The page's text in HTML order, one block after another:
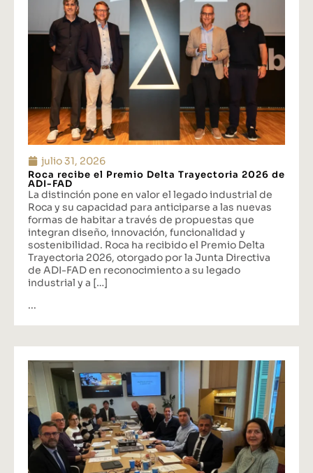
julio 31, 2026
Roca recibe el Premio Delta Trayectoria 2026 de
ADI-FAD
La distinción pone en valor el legado industrial de
Roca y su capacidad para anticiparse a las nuevas
formas de habitar a través de propuestas que
integran diseño, innovación, funcionalidad y
sostenibilidad. Roca ha recibido el Premio Delta
Trayectoria 2026, otorgado por la Junta Directiva
de ADI-FAD en reconocimiento a su legado
industrial y a […]
...